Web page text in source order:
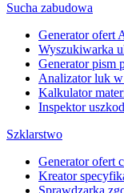
Sucha zabudowa
Generator ofert
Wyszukiwarka
Generator pism
Analizator luk w
Kalkulator
Inspektor
Szklarstwo
Generator ofert
Kreator